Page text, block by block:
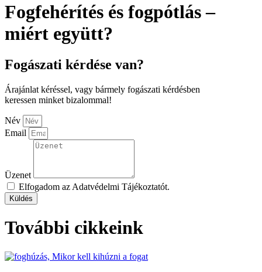
Fogfehérítés és fogpótlás –
miért együtt?
Fogászati kérdése van?
Árajánlat kéréssel, vagy bármely fogászati kérdésben
keressen minket bizalommal!
Név
Email
Üzenet
Elfogadom az Adatvédelmi Tájékoztatót.
Küldés
További cikkeink